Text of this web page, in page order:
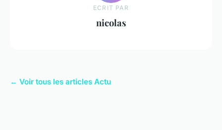
ECRIT PAR
nicolas
← Voir tous les articles Actu